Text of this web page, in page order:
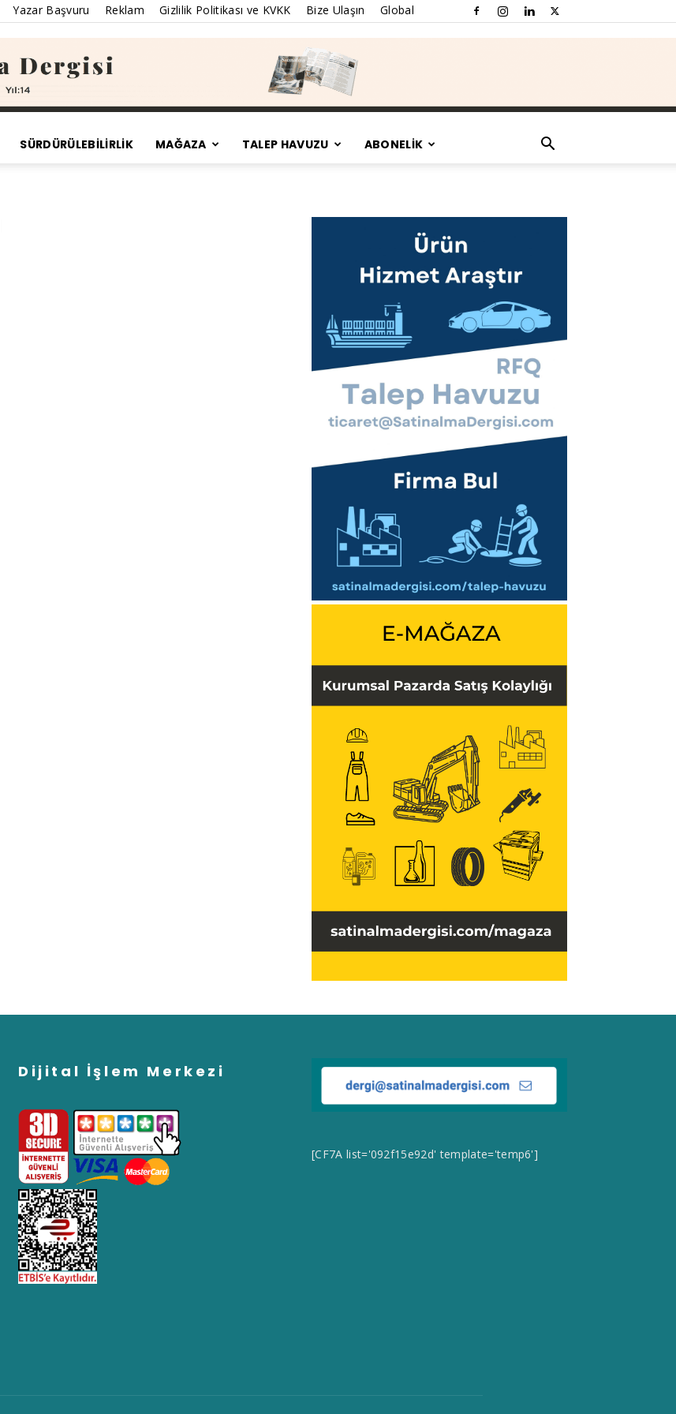
Yazar Başvuru Reklam Gizlilik Politikası ve KVKK Bize Ulaşın Global
SÜRDÜRÜLEBILIRLIK MAĞAZA TALEP HAVUZU ABONELİK
Dijital İşlem Merkezi
[CF7A list='092f15e92d' template='temp6']